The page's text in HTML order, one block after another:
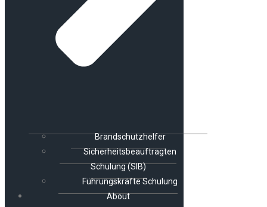
Brandschutzhelfer
Sicherheitsbeauftragten
Schulung (SIB)
Führungskräfte Schulung
About